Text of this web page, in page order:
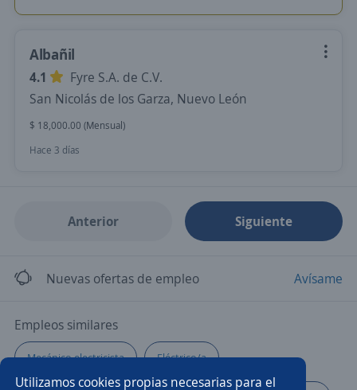
Utilizamos cookies propias necesarias para el
Albañil
4.1
Fyre S.A. de C.V.
San Nicolás de los Garza, Nuevo León
$ 18,000.00 (Mensual)
Hace 3 días
Anterior Siguiente
Nuevas ofertas de empleo Avísame
Empleos similares
Mecánico electricista Eléctrico/a